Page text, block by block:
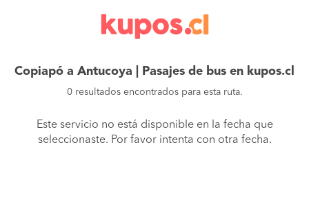
Copiapó a Antucoya | Pasajes de bus en kupos.cl
0 resultados encontrados para esta ruta.
Este servicio no está disponible en la fecha que
seleccionaste. Por favor intenta con otra fecha.